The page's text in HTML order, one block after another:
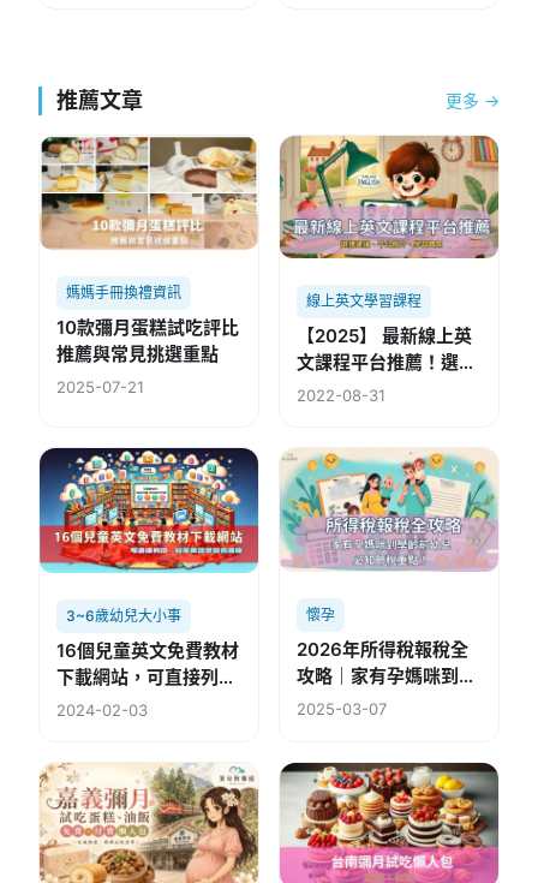
推薦文章 更多 →
媽媽手冊換禮資訊
10款彌月蛋糕試吃評比
推薦與常見挑選重點
2025-07-21
線上英文學習課程
【2025】 最新線上英
文課程平台推薦！選擇
建議、平台簡介、學習
2022-08-31
3~6歲幼兒大小事
16個兒童英文免費教材
下載網站，可直接列印
【兒童英語學習資源
2024-02-03
懷孕
2026年所得稅報稅全
攻略｜家有孕媽咪到學
齡前幼兒必知節稅重
2025-03-07